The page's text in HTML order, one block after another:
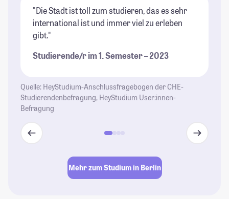
"Die Stadt ist toll zum studieren, das es sehr
international ist und immer viel zu erleben
gibt."
Studierende/r im 1. Semester – 2023
Quelle: HeyStudium-Anschlussfragebogen der CHE-
Studierendenbefragung, HeyStudium User:innen-
Befragung
Mehr zum Studium in Berlin